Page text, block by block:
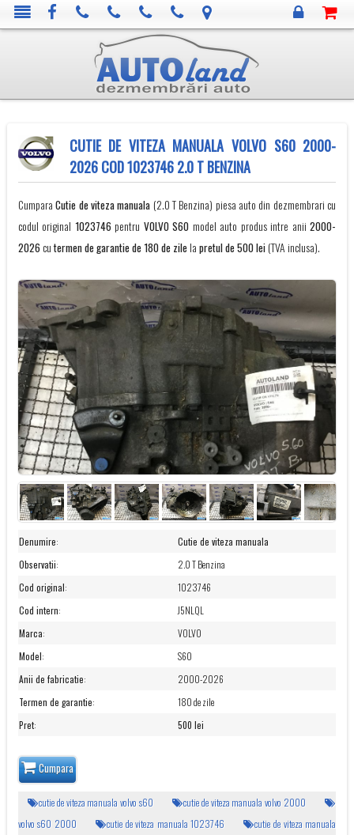
CUTIE DE VITEZA MANUALA VOLVO S60 2000-
2026 COD 1023746 2.0 T BENZINA
CumparaCutie de viteza manuala (2.0 T Benzina) piesa auto din dezmembrari cu
codul original 1023746 pentru VOLVO S60 model auto produs intre anii2000-
2026 cutermen de garantie de 180 de zile la pretul de 500 lei(TVA inclusa).
Denumire:
Cutie de viteza manuala
Observatii:
2.0 T Benzina
Cod original:
1023746
Cod intern:
J5NLQL
Marca:
VOLVO
Model:
S60
Anii de fabricatie:
2000-2026
Termen de garantie:
180 de zile
Pret: 500 lei
Cumpara
cutie de viteza manuala volvo s60
cutie de viteza manuala volvo 2000
volvo s60 2000
cutie de viteza manuala 1023746
cutie de viteza manuala